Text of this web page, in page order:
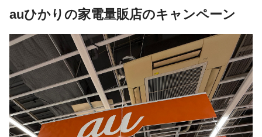
auひかりの家電量販店のキャンペーン